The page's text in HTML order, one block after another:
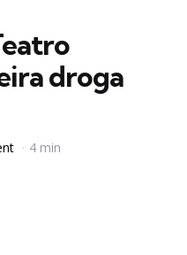
droga
4 min